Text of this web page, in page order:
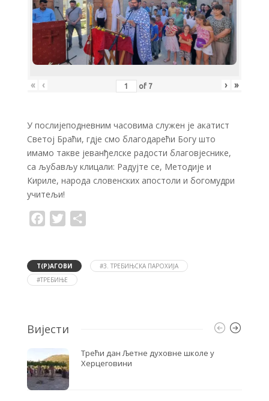
« ‹ of 7 › »
У послијеподневним часовима служен је акатист
Светој Браћи, гдје смо благодарећи Богу што
имамо такве јеванђелске радости благовјеснике,
са љубављу клицали: Радујте се, Методије и
Кириле, народа словенских апостоли и богомудри
учитељи!
a
o
o
k
T
w
e
r
Т(Р)АГОВИ
#3. ТРЕБИЊСКА ПАРОХИЈА
#ТРЕБИЊЕ
Вијести
Трећи дан Љетне духовне школе у
Херцеговини